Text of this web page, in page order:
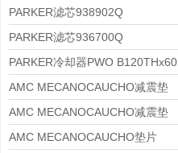
PARKER滤芯938902Q
PARKER滤芯936700Q
PARKER冷却器PWO B120THx60
AMC MECANOCAUCHO减震垫
138552
AMC MECANOCAUCHO减震垫
138551
AMC MECANOCAUCHO垫片